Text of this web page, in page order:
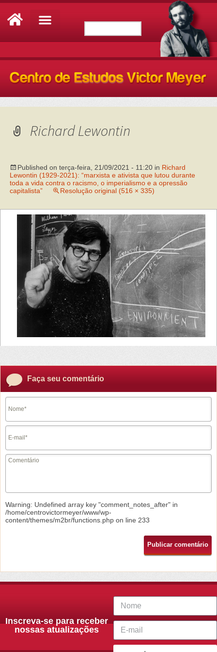
Richard Lewontin
Published on terça-feira, 21/09/2021 - 11:20 in Richard
Lewontin (1929-2021): “marxista e ativista que lutou durante
toda a vida contra o racismo, o imperialismo e a opressão
capitalista”
Resolução original (516 × 335)
Faça seu comentário
Warning: Undefined array key "comment_notes_after" in
/home/centrovictormeyer/www/wp-
content/themes/m2br/functions.php on line 233
Inscreva-se para receber
nossas atualizações